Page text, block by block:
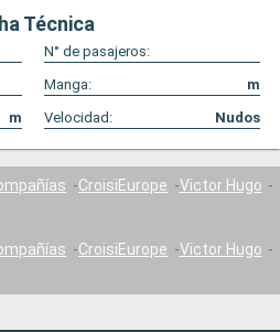
Técnica
N° de pasajeros:
Manga:
m
m Velocidad: Nudos
CroisiEurope
Victor Hugo
CroisiEurope
Victor Hugo